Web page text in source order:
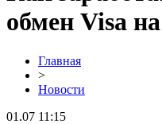
обмен Visa
Главная
>
Новости
01.07 11:15